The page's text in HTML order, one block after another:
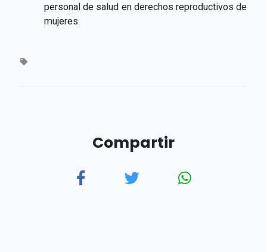
personal de salud en derechos reproductivos de
mujeres.
Compartir